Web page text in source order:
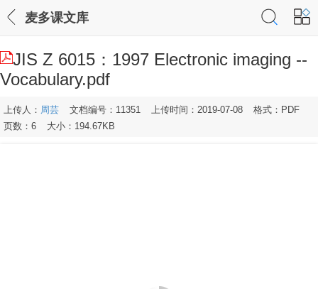
麦多课文库
JIS Z 6015：1997 Electronic imaging --
Vocabulary.pdf
上传人： 周芸 文档编号：11351 上传时间：2019-07-08
格式：PDF
页数：6
大小：194.67KB